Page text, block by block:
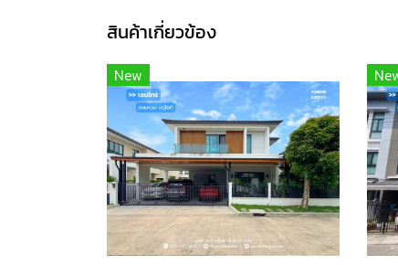
สินค้าเกี่ยวข้อง
New